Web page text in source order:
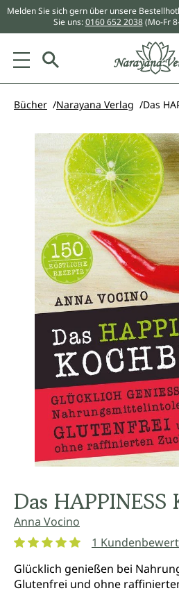
springen
Melden Sie sich gern über unsere
Sie uns:0160 652 2038 (Mo-Fr
Bücher Narayana Verlag Das
Bildergalerie überspringen
Das HAPPINESS
Anna Vocino
1
Glücklich genießen bei
Glutenfrei und ohne